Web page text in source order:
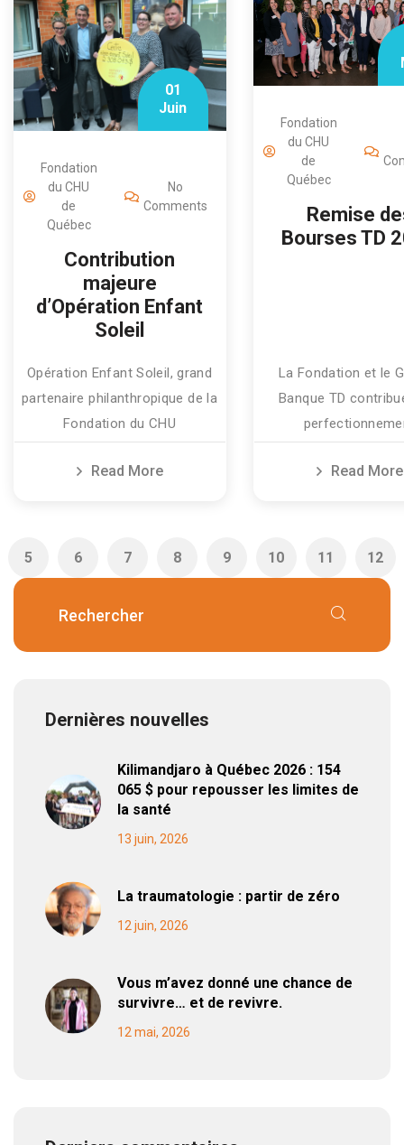
01
Juin
Fondation
du CHU
de
Québec
No
Comments
Contribution
majeure
d’Opération Enfant
Soleil
Opération Enfant Soleil, grand
partenaire philanthropique de la
Fondation du CHU
Read More
Fondation
du CHU
de
Québec
Remise
Bourses TD
La Fondation et le
Banque TD
Read More
5 6 7 8 9 10 11 12
Dernières nouvelles
Kilimandjaro à Québec 2026 : 154
065 $ pour repousser les limites de
la santé
13 juin, 2026
La traumatologie : partir de zéro
12 juin, 2026
Vous m’avez donné une chance de
survivre… et de revivre.
12 mai, 2026